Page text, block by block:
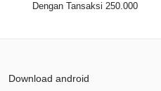
Dengan Tansaksi 250.000
Download android